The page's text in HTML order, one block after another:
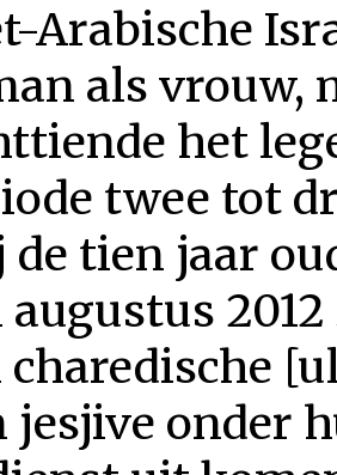
Arabische
als vrouw,
het
twee tot
tien jaar
charedische
jesjive onder